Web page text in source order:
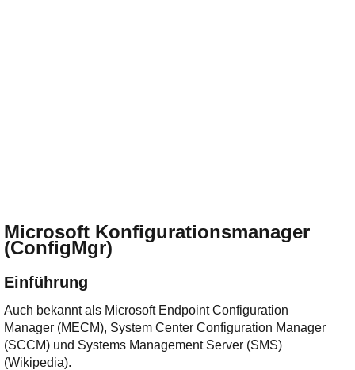
Microsoft Konfigurationsmanager
(ConfigMgr)
Einführung
Auch bekannt als Microsoft Endpoint Configuration
Manager (MECM), System Center Configuration Manager
(SCCM) und Systems Management Server (SMS)
(Wikipedia).